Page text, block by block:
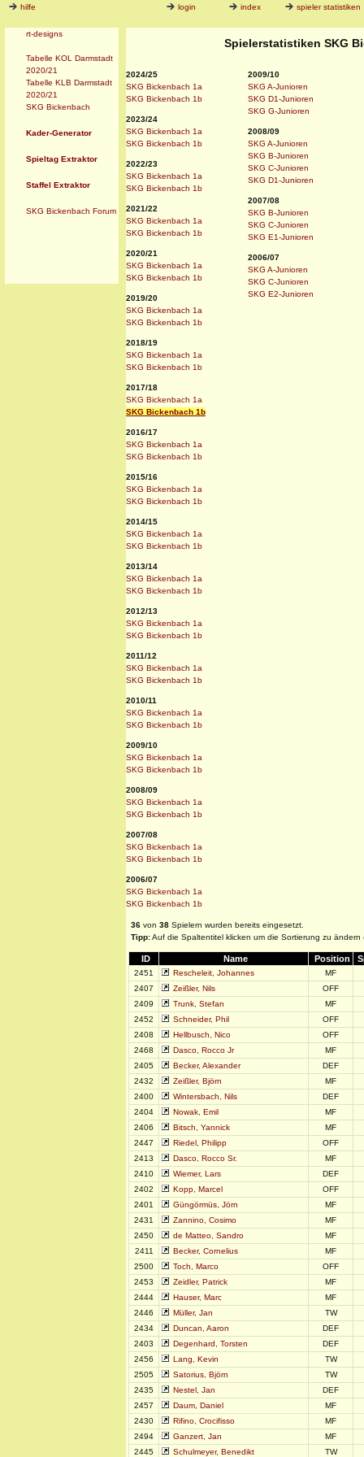
hilfe login index spieler statistiken
rt-designs
Tabelle KOL Darmstadt
2020/21
Tabelle KLB Darmstadt
2020/21
SKG Bickenbach
Kader-Generator
Spieltag Extraktor
Staffel Extraktor
SKG Bickenbach Forum
Spielerstatistiken SKG
2024/25
SKG Bickenbach 1a
SKG Bickenbach 1b
2023/24
SKG Bickenbach 1a
SKG Bickenbach 1b
2022/23
SKG Bickenbach 1a
SKG Bickenbach 1b
2021/22
SKG Bickenbach 1a
SKG Bickenbach 1b
2020/21
SKG Bickenbach 1a
SKG Bickenbach 1b
2019/20
SKG Bickenbach 1a
SKG Bickenbach 1b
2018/19
SKG Bickenbach 1a
SKG Bickenbach 1b
2017/18
SKG Bickenbach 1a
SKG Bickenbach 1b
2016/17
SKG Bickenbach 1a
SKG Bickenbach 1b
2015/16
SKG Bickenbach 1a
SKG Bickenbach 1b
2014/15
SKG Bickenbach 1a
SKG Bickenbach 1b
2013/14
SKG Bickenbach 1a
SKG Bickenbach 1b
2012/13
SKG Bickenbach 1a
SKG Bickenbach 1b
2011/12
SKG Bickenbach 1a
SKG Bickenbach 1b
2010/11
SKG Bickenbach 1a
SKG Bickenbach 1b
2009/10
SKG Bickenbach 1a
SKG Bickenbach 1b
2008/09
SKG Bickenbach 1a
SKG Bickenbach 1b
2007/08
SKG Bickenbach 1a
SKG Bickenbach 1b
2006/07
SKG Bickenbach 1a
SKG Bickenbach 1b
2009/10
SKG A-Junioren
SKG D1-Junioren
SKG G-Junioren
2008/09
SKG A-Junioren
SKG B-Junioren
SKG C-Junioren
SKG D1-Junioren
2007/08
SKG B-Junioren
SKG C-Junioren
SKG E1-Junioren
2006/07
SKG A-Junioren
SKG C-Junioren
SKG E2-Junioren
36 von 38 Spielern wurden bereits eingesetzt.
Tipp:Auf die Spaltentitel klicken um die Sortierung zu
ID Name Position
2451 Rescheleit, Johannes
MF
2407
Zeißler, Nils
OFF
2409
Trunk, Stefan
MF
2452
Schneider, Phil
OFF
2408
Hellbusch, Nico
OFF
2468
Dasco, Rocco Jr
MF
2405
Becker, Alexander
DEF
2432
Zeißler, Björn
MF
2400
Wintersbach, Nils
DEF
2404
Nowak, Emil
MF
2406
Bitsch, Yannick
MF
2447
Riedel, Philipp
OFF
2413
Dasco, Rocco Sr.
MF
2410
Wiemer, Lars
DEF
2402
Kopp, Marcel
OFF
2401
Güngörmüs, Jörn
MF
2431
Zannino, Cosimo
MF
2450
de Matteo, Sandro
MF
2411
Becker, Cornelius
MF
2500
Toch, Marco
OFF
2453
Zeidler, Patrick
MF
2444
Hauser, Marc
MF
2446
Müller, Jan
TW
2434
Duncan, Aaron
DEF
2403
Degenhard, Torsten
DEF
2456
Lang, Kevin
TW
2505
Satorius, Björn
TW
2435
Nestel, Jan
DEF
2457
Daum, Daniel
MF
2430
Rifino, Crocifisso
MF
2494
Ganzert, Jan
MF
2445
Schulmeyer, Benedikt TW